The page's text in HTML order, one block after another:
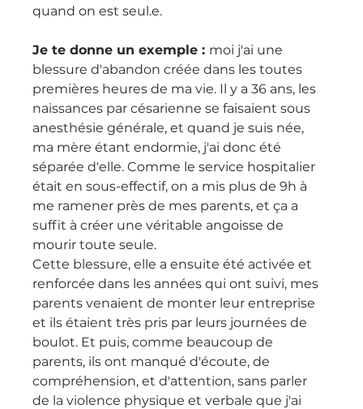
quand on est seul.e.
Je te donne un exemple : moi j'ai une
blessure d'abandon créée dans les toutes
premières heures de ma vie. Il y a 36 ans, les
naissances par césarienne se faisaient sous
anesthésie générale, et quand je suis née,
ma mère étant endormie, j'ai donc été
séparée d'elle. Comme le service hospitalier
était en sous-effectif, on a mis plus de 9h à
me ramener près de mes parents, et ça a
suffit à créer une véritable angoisse de
mourir toute seule.
Cette blessure, elle a ensuite été activée et
renforcée dans les années qui ont suivi, mes
parents venaient de monter leur entreprise
et ils étaient très pris par leurs journées de
boulot. Et puis, comme beaucoup de
parents, ils ont manqué d'écoute, de
compréhension, et d'attention, sans parler
de la violence physique et verbale que j'ai